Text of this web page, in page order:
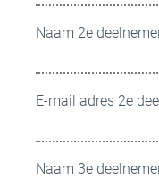
Naam 2e
E-mail adres 2e
Naam 3e